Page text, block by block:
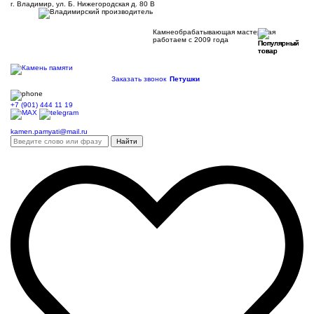
г. Владимир, ул. Б. Нижегородская д. 80 В
Камнеобрабатывающая мастерская
работаем с 2009 года
Заказать звонок Петушки
+7 (901) 444 11 19
kamen.pamyati@mail.ru